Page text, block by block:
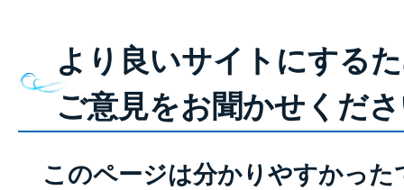
より良いサイトにする
ご意見をお聞かせくだ
このページは分かりやすかっ